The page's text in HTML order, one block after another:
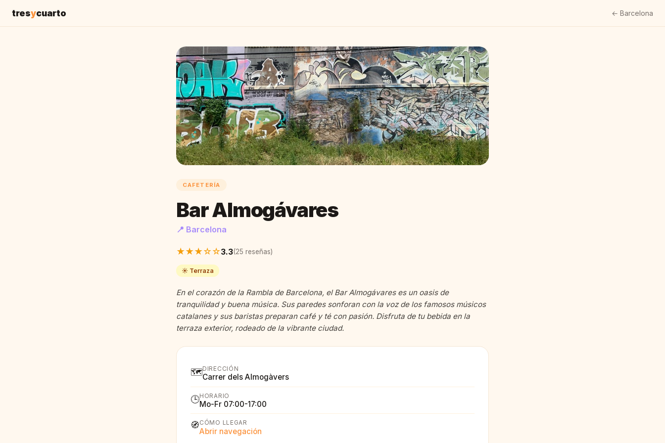
tresycuarto ← Barcelona
CAFETERÍA
Bar Almogávares
📍 Barcelona
★★★☆☆3.3(25 reseñas)
☀️ Terraza
En el corazón de la Rambla de Barcelona, el Bar Almogávares es un oasis de
tranquilidad y buena música. Sus paredes sonforan con la voz de los famosos músicos
catalanes y sus baristas preparan café y té con pasión. Disfruta de tu bebida en la
terraza exterior, rodeado de la vibrante ciudad.
🗺️DIRECCIÓN
Carrer dels Almogàvers
🕒HORARIO
Mo-Fr 07:00-17:00
🧭CÓMO LLEGAR
Abrir navegación